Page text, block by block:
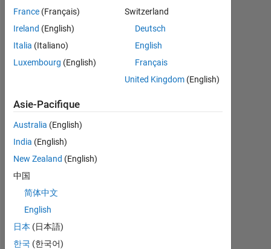
Tableau de bord
Statistiques
MATLAB Answers
CONTRIBUTIONS L
0
4
France (Français)
Ireland (English)
Italia (Italiano)
Luxembourg (English)
Switzerland
Deutsch
English
Français
United Kingdom(English)
Asie-Pacifique
Australia (English)
India (English)
New Zealand (English)
中国
简体中文
English
日本 (日本語)
한국 (한국어)